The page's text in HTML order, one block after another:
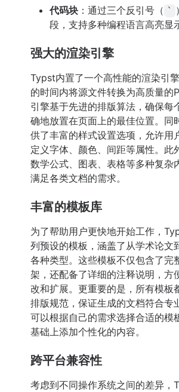
代码块 ：通过三个反引号（ `
段，支持多种编程语言高亮显
强大的渲染引擎
Typst内置了一个高性能的渲染引
的时间内将源文件转换为高质量的
引擎基于先进的排版算法，确保每
确地放置在页面上的最佳位置。同
供了丰富的样式设置选项，允许用
定义字体、颜色、间距等属性。此
数学公式、图表、表格等多种复杂
满足各类文档的需求。
丰富的模板库
为了帮助用户更快地开始工作，
列预设的模板，涵盖了从学术论文
各种类型。这些模板不仅包含了完
架，还配备了详细的注释说明，方
改和扩展。更重要的是，所有模板
排版规范，保证生成的文档符合专
可以根据自己的需求选择合适的模
基础上添加个性化的内容。
跨平台兼容性
考虑到不同操作系统之间的差异，